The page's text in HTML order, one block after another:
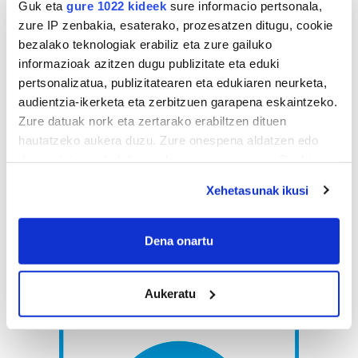
Guk eta gure 1022 kideek sure informacio pertsonala,
zure IP zenbakia, esaterako, prozesatzen ditugu, cookie
bezalako teknologiak erabiliz eta zure gailuko
informazioak azitzen dugu publizitate eta eduki
pertsonalizatua, publizitatearen eta edukiaren neurketa,
audientzia-ikerketa eta zerbitzuen garapena eskaintzeko.
Zure datuak nork eta zertarako erabiltzen dituen
hautatzeko aukera duzu. Zure onespena aldatzen edo
If you allow, we would also like to:
Collect information about your geographical
meters
Identify your device by actively scanning it for
specific characteristics (fingerprinting)
Find out more about how your personal data is processed
Xehetasunak ikusi
Dena onartu
Aukeratu